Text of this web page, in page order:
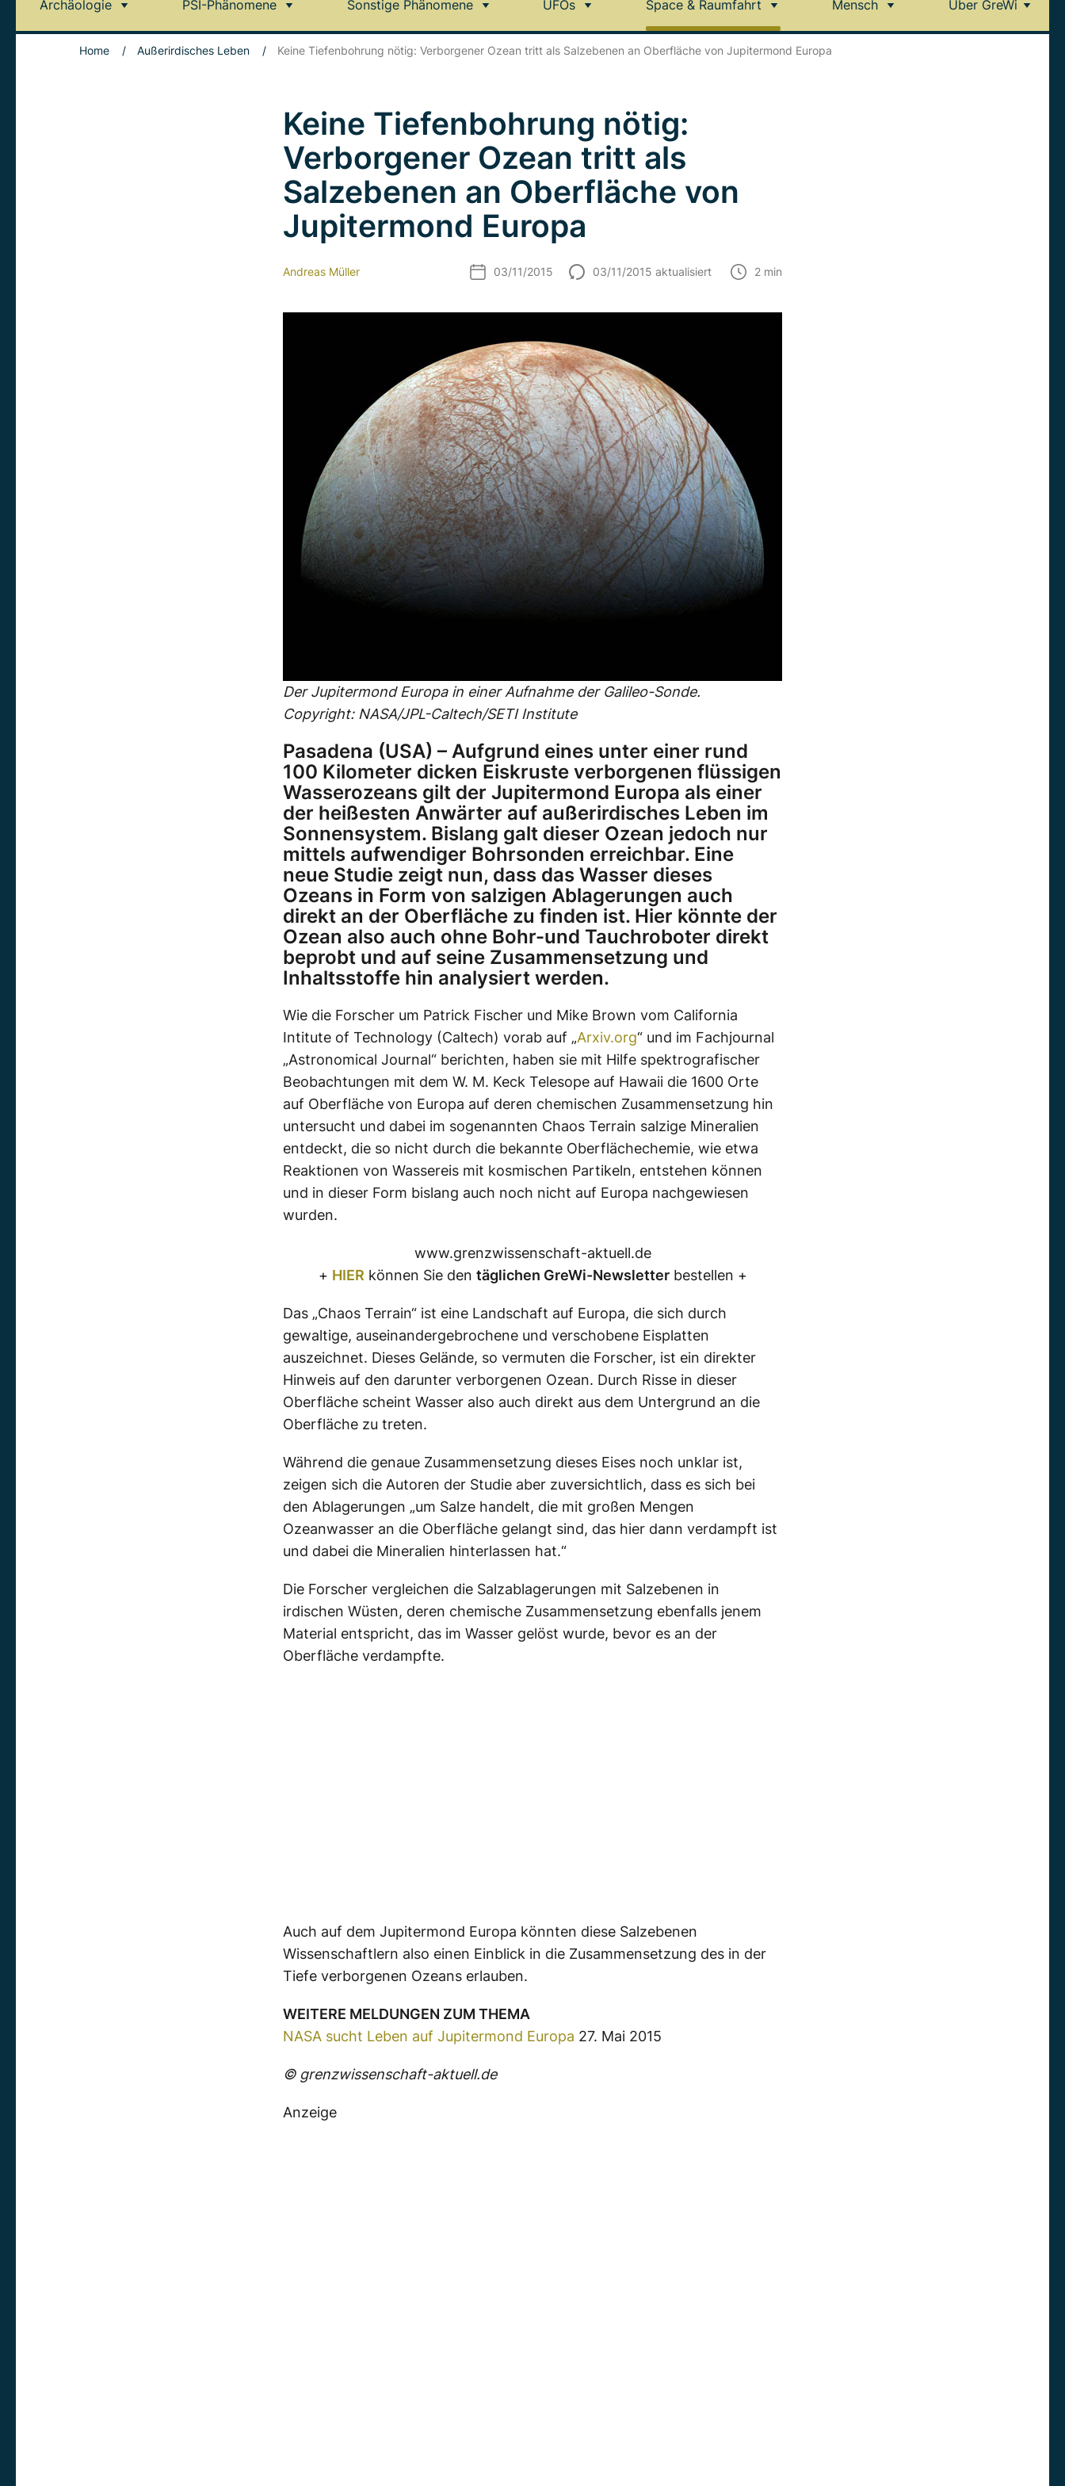
Archäologie PSI-Phänomene Sonstige Phänomene UFOs Space & Raumfahrt Mensch Über GreWi
Home / Außerirdisches Leben / Keine Tiefenbohrung nötig: Verborgener Ozean tritt als Salzebenen an Oberfläche von Jupitermond Europa
Keine Tiefenbohrung nötig:
Verborgener Ozean tritt als
Salzebenen an Oberfläche von
Jupitermond Europa
Andreas Müller 03/11/2015 03/11/2015 aktualisiert 2 min
Der Jupitermond Europa in einer Aufnahme der Galileo-Sonde.
Copyright: NASA/JPL-Caltech/SETI Institute
Pasadena (USA) – Aufgrund eines unter einer rund
100 Kilometer dicken Eiskruste verborgenen flüssigen
Wasserozeans gilt der Jupitermond Europa als einer
der heißesten Anwärter auf außerirdisches Leben im
Sonnensystem. Bislang galt dieser Ozean jedoch nur
mittels aufwendiger Bohrsonden erreichbar. Eine
neue Studie zeigt nun, dass das Wasser dieses
Ozeans in Form von salzigen Ablagerungen auch
direkt an der Oberfläche zu finden ist. Hier könnte der
Ozean also auch ohne Bohr-und Tauchroboter direkt
beprobt und auf seine Zusammensetzung und
Inhaltsstoffe hin analysiert werden.
Wie die Forscher um Patrick Fischer und Mike Brown vom California
Intitute of Technology (Caltech) vorab auf „Arxiv.org“ und im Fachjournal
„Astronomical Journal“ berichten, haben sie mit Hilfe spektrografischer
Beobachtungen mit dem W. M. Keck Telesope auf Hawaii die 1600 Orte
auf Oberfläche von Europa auf deren chemischen Zusammensetzung hin
untersucht und dabei im sogenannten Chaos Terrain salzige Mineralien
entdeckt, die so nicht durch die bekannte Oberflächechemie, wie etwa
Reaktionen von Wassereis mit kosmischen Partikeln, entstehen können
und in dieser Form bislang auch noch nicht auf Europa nachgewiesen
wurden.
www.grenzwissenschaft-aktuell.de
+ HIER können Sie den täglichen GreWi-Newsletterbestellen +
Das „Chaos Terrain“ ist eine Landschaft auf Europa, die sich durch
gewaltige, auseinandergebrochene und verschobene Eisplatten
auszeichnet. Dieses Gelände, so vermuten die Forscher, ist ein direkter
Hinweis auf den darunter verborgenen Ozean. Durch Risse in dieser
Oberfläche scheint Wasser also auch direkt aus dem Untergrund an die
Oberfläche zu treten.
Während die genaue Zusammensetzung dieses Eises noch unklar ist,
zeigen sich die Autoren der Studie aber zuversichtlich, dass es sich bei
den Ablagerungen „um Salze handelt, die mit großen Mengen
Ozeanwasser an die Oberfläche gelangt sind, das hier dann verdampft ist
und dabei die Mineralien hinterlassen hat.“
Die Forscher vergleichen die Salzablagerungen mit Salzebenen in
irdischen Wüsten, deren chemische Zusammensetzung ebenfalls jenem
Material entspricht, das im Wasser gelöst wurde, bevor es an der
Oberfläche verdampfte.
Auch auf dem Jupitermond Europa könnten diese Salzebenen
Wissenschaftlern also einen Einblick in die Zusammensetzung des in der
Tiefe verborgenen Ozeans erlauben.
WEITERE MELDUNGEN ZUM THEMA
NASA sucht Leben auf Jupitermond Europa 27. Mai 2015
© grenzwissenschaft-aktuell.de
Anzeige